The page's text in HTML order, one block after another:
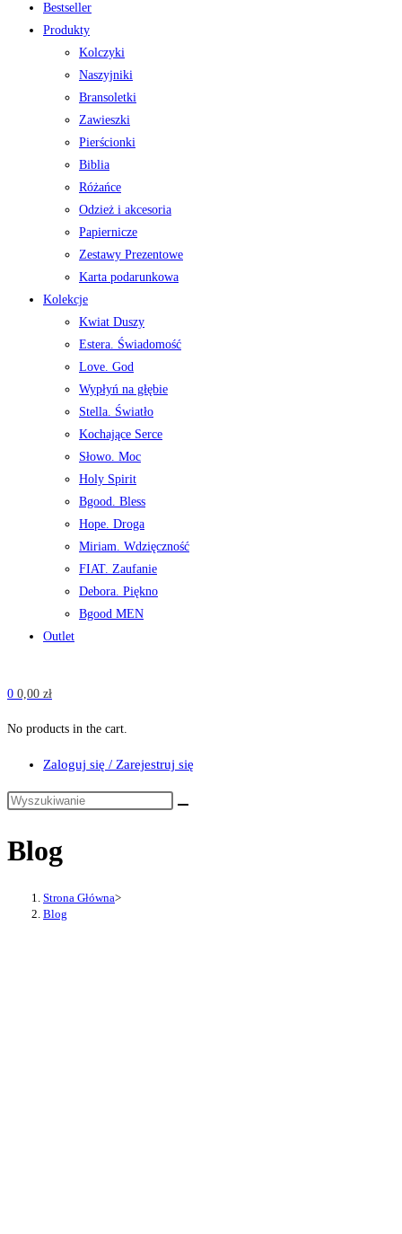
Bestseller
Produkty
Kolczyki
Naszyjniki
Bransoletki
Zawieszki
Pierścionki
Biblia
Różańce
Odzież i akcesoria
Papiernicze
Zestawy Prezentowe
Karta podarunkowa
Kolekcje
Kwiat Duszy
Estera. Świadomość
Love. God
Wypłyń na głębie
Stella. Światło
Kochające Serce
Słowo. Moc
Holy Spirit
Bgood. Bless
Hope. Droga
Miriam. Wdzięczność
FIAT. Zaufanie
Debora. Piękno
Bgood MEN
Outlet
0 0,00 zł
No products in the cart.
Zaloguj się / Zarejestruj się
Blog
Strona Główna>
Blog